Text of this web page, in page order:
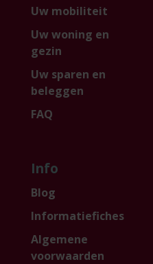
Uw mobiliteit
Uw woning en
gezin
Uw sparen en
beleggen
FAQ
Info
Blog
Informatiefiches
Algemene
voorwaarden